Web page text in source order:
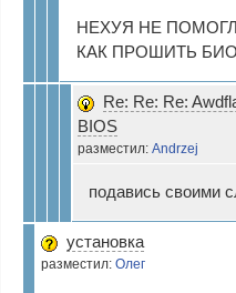
НЕХУЯ НЕ
КАК ПРОШИТЬ
Re: Re: Re:
BIOS
разместил: Andrzej
подавись своими
установка
разместил: Олег